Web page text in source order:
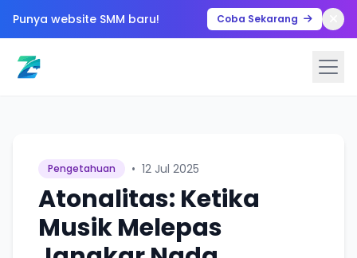
Punya website SMM baru! Coba Sekarang
Pengetahuan • 12 Jul 2025
Atonalitas: Ketika
Musik Melepas